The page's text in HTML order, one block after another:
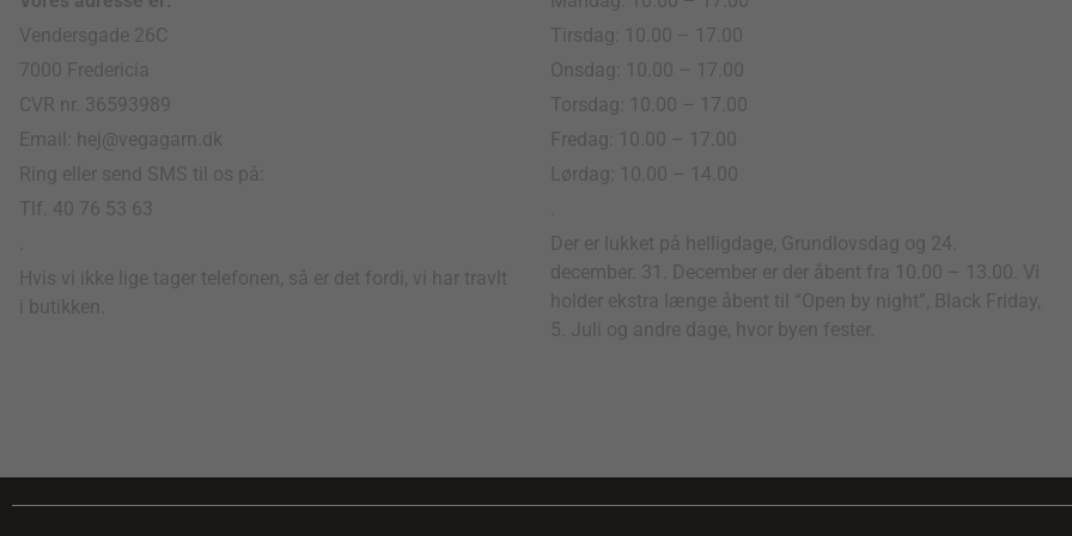
Vendersgade 26C
7000 Fredericia
CVR nr. 36593989
Email: hej@vegagarn.dk
Ring eller send SMS til os på:
Tlf. 40 76 53 63
Hvis vi ikke lige tager telefonen, så er det fordi, vi har travlt
i butikken.
Tirsdag: 10.00 – 17.00
Onsdag: 10.00 – 17.00
Torsdag: 10.00 – 17.00
Fredag: 10.00 – 17.00
Lørdag: 10.00 – 14.00
Der er lukket på helligdage, Grundlovsdag og 24.
december. 31. December er der åbent fra 10.00 – 13.00. Vi
holder ekstra længe åbent til “Open by night”, Black Friday,
5. Juli og andre dage, hvor byen fester.